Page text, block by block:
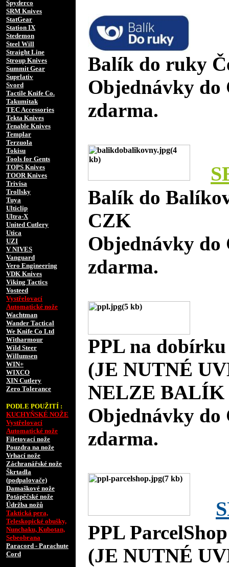
Spyderco
SRM Knives
StatGear
Station IX
Stedemon
Steel Will
Straight Line
Stroup Knives
Summit Gear
Suprlativ
Svord
Tactile Knife Co.
Takumitak
TEC Accessories
Tekta Knives
Tenable Knives
Templar
Terzuola
Tokisu
Tools for Gents
TOPS Knives
TOOR Knives
Trivisa
Trollsky
Tuya
Ulticlip
Ultra-X
United Cutlery
Utica
UZI
V NIVES
Vanguard
Vero Engineering
VDK Knives
Viking Tactics
Vosteed
Vystřelovací
Automatické nože
Wachtman
Wander Tactical
We Knife Co Ltd
Witharmour
Wild Steer
Willumsen
WIN+
WIXCO
XIN Cutlery
Zero Tolerance
PODLE POUŽITÍ :
KUCHYŇSKÉ NOŽE
Vystřelovací
Automatické nože
Filetovací nože
Pouzdra na nože
Vrhací nože
Záchranářské nože
Škrtadla
(podpalovače)
Damaškové nože
Potápěčské nože
Údržba nožů
Taktická pera,
Teleskopické obušky,
Nunchaku, Kubotan,
Sebeobrana
Paracord - Parachute
Cord
Balík do ruky
Objednávky do
zdarma.
Balík do
CZK
Objednávky do
zdarma.
PPL na
(JE NUTNÉ
NELZE BALÍK
Objednávky do
zdarma.
PPL
(JE NUTNÉ